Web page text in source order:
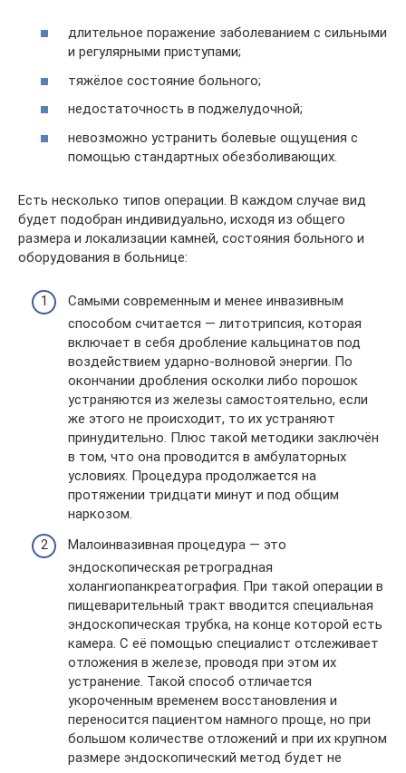
длительное поражение заболеванием с сильными
и регулярными приступами;
тяжёлое состояние больного;
недостаточность в поджелудочной;
невозможно устранить болевые ощущения с
помощью стандартных обезболивающих.
Есть несколько типов операции. В каждом случае вид
будет подобран индивидуально, исходя из общего
размера и локализации камней, состояния больного и
оборудования в больнице:
Самыми современным и менее инвазивным
способом считается — литотрипсия, которая
включает в себя дробление кальцинатов под
воздействием ударно-волновой энергии. По
окончании дробления осколки либо порошок
устраняются из железы самостоятельно, если
же этого не происходит, то их устраняют
принудительно. Плюс такой методики заключён
в том, что она проводится в амбулаторных
условиях. Процедура продолжается на
протяжении тридцати минут и под общим
наркозом.
Малоинвазивная процедура — это
эндоскопическая ретроградная
холангиопанкреатография. При такой операции в
пищеварительный тракт вводится специальная
эндоскопическая трубка, на конце которой есть
камера. С её помощью специалист отслеживает
отложения в железе, проводя при этом их
устранение. Такой способ отличается
укороченным временем восстановления и
переносится пациентом намного проще, но при
большом количестве отложений и при их крупном
размере эндоскопический метод будет не